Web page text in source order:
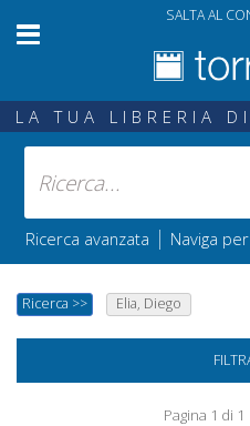
SALTA AL
LA TUA LIBRERIA
Ricerca avanzata | Naviga
Ricerca >> Elia, Diego
Pagina 1 di 1